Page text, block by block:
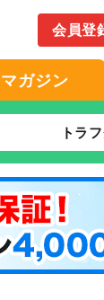
会員登
マガジン
トラ